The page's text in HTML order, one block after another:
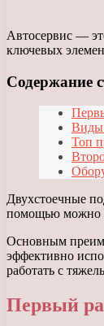
Автосервис —
ключевых
Содержание
Виды
Топ
Двухстоечные
помощью можно
Основным
эффективно
работать с
Первый